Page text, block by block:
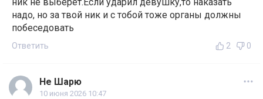
ник не выберет.Если ударил девушку,то наказать
надо, но за твой ник и с тобой тоже органы должны
побеседовать
Ответить 2 0
Не Шарю
10 июня 2026 10:47